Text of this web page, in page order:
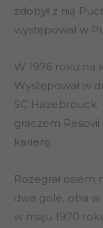
zdobył z nią
występował w
W 1976 roku na
Występował w
SC Hazebrouck.
graczem Resovii
karierę.
Rozegrał osiem
dwa gole, oba
w maju 1970